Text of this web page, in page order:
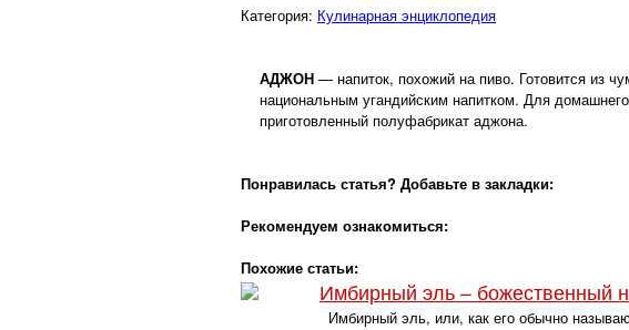
Категория: Кулинарная энциклопедия
АДЖОН — напиток, похожий на пиво. Готовится из
национальным угандийским напитком. Для
приготовленный полуфабрикат аджона.
Понравилась статья? Добавьте в закладки:
Рекомендуем ознакомиться:
Похожие статьи:
Имбирный эль – божественный
Имбирный эль, или, как его обычно